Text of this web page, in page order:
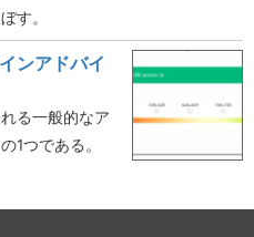
す。
ンアドバイ
る一般的なア
1つである。